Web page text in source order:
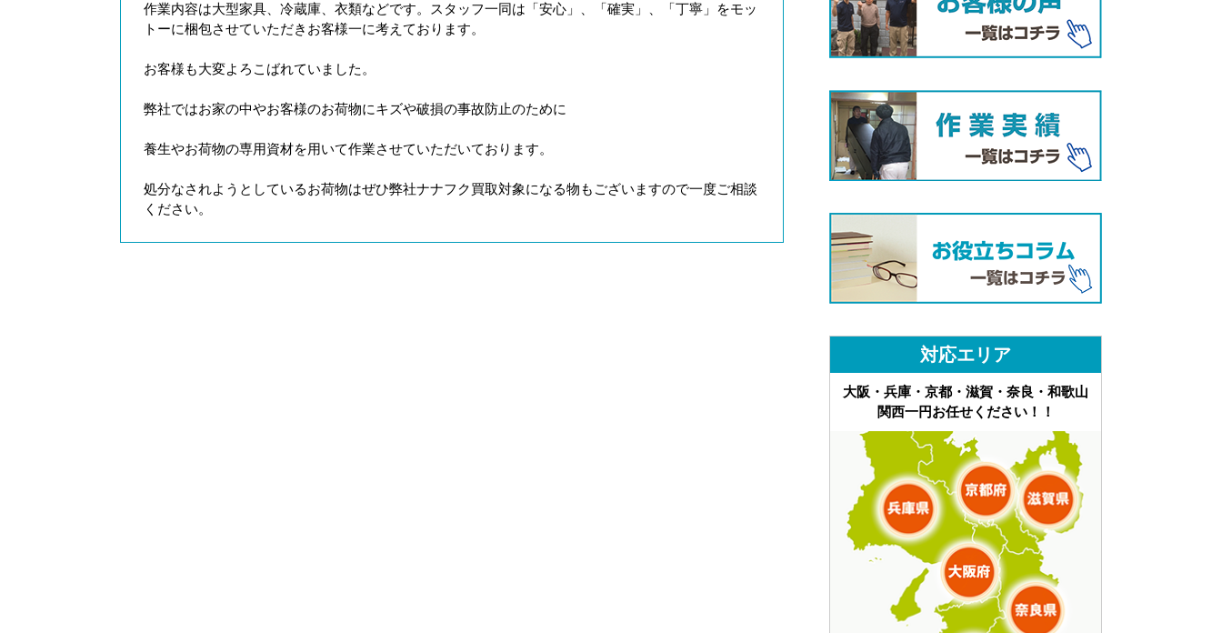
作業内容は大型家具、冷蔵庫、衣類などです。スタッフ一同は「安心」、「確実」、「丁寧」をモッ
トーに梱包させていただきお客様一に考えております。
お客様も大変よろこばれていました。
弊社ではお家の中やお客様のお荷物にキズや破損の事故防止のために
養生やお荷物の専用資材を用いて作業させていただいております。
処分なされようとしているお荷物はぜひ弊社ナナフク買取対象になる物もございますので一度ご相談
ください。
対応エリア
大阪・兵庫・京都・滋賀・奈良・和歌山
関西一円お任せください！！